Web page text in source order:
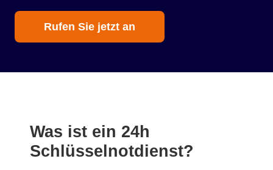
Rufen Sie jetzt an
Was ist ein 24h
Schlüsselnotdienst?